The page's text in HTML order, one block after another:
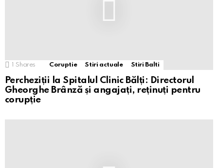
1 Shares Coruptie Stiri actuale Stiri Balti
Percheziții la Spitalul Clinic Bălți: Directorul
Gheorghe Brânză și angajați, reținuți pentru
corupție